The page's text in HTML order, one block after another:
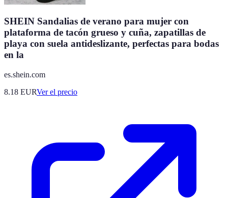
SHEIN Sandalias de verano para mujer con
plataforma de tacón grueso y cuña, zapatillas de
playa con suela antideslizante, perfectas para bodas
en la
es.shein.com
8.18 EURVer el precio